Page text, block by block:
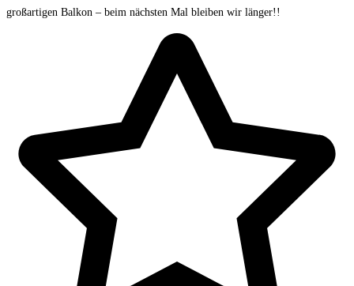
großartigen Balkon – beim nächsten Mal bleiben wir länger!!